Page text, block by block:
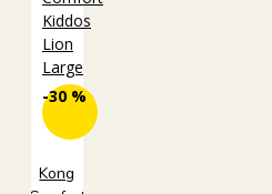
-30 %
Kong